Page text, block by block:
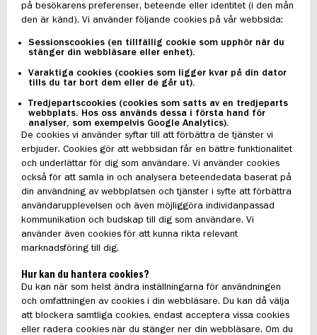
på besökarens preferenser, beteende eller identitet (i den mån
den är känd). Vi använder följande cookies på vår webbsida:
Sessionscookies (en tillfällig cookie som upphör när du
stänger din webbläsare eller enhet).
Varaktiga cookies (cookies som ligger kvar på din dator
tills du tar bort dem eller de går ut).
Tredjepartscookies (cookies som satts av en tredjeparts
webbplats. Hos oss används dessa i första hand för
analyser, som exempelvis Google Analytics).
De cookies vi använder syftar till att förbättra de tjänster vi
erbjuder. Cookies gör att webbsidan får en bättre funktionalitet
och underlättar för dig som användare. Vi använder cookies
också för att samla in och analysera beteendedata baserat på
din användning av webbplatsen och tjänster i syfte att förbättra
användarupplevelsen och även möjliggöra individanpassad
kommunikation och budskap till dig som användare. Vi
använder även cookies för att kunna rikta relevant
marknadsföring till dig.
Hur kan du hantera cookies?
Du kan när som helst ändra inställningarna för användningen
och omfattningen av cookies i din webbläsare. Du kan då välja
att blockera samtliga cookies, endast acceptera vissa cookies
eller radera cookies när du stänger ner din webbläsare. Om du